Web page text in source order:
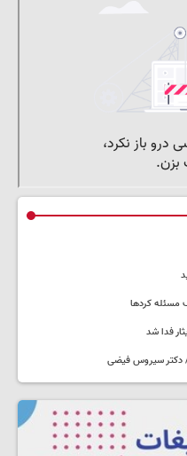
مسئله کردها
فدا شد
/ دکتر سیروس فیضی